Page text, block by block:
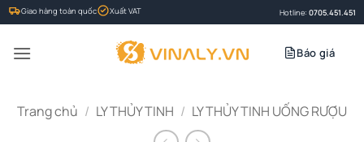
Bỏ
qua
nội
Giao hàng toàn quốc Xuất VAT Hotline: 0705.451.451
Báo giá
Trang chủ / LY THỦY TINH / LY THỦY TINH UỐNG RƯỢU